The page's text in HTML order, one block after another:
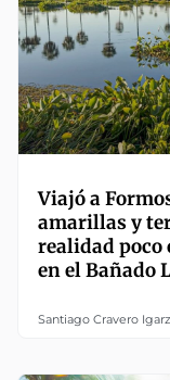
Viajó a
amarillas y
realidad poco
en el Bañado
Santiago Cravero